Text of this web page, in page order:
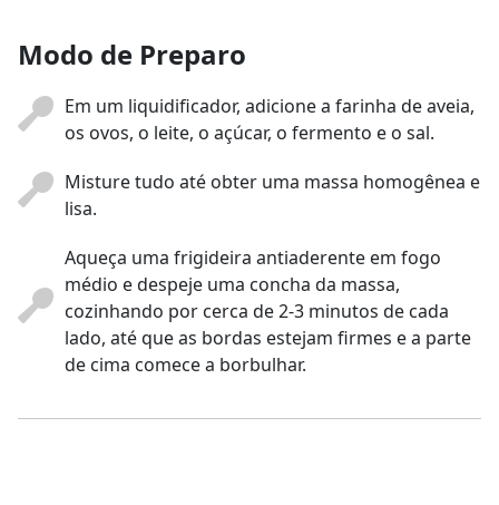
Modo de Preparo
Em um liquidificador, adicione a farinha de aveia,
os ovos, o leite, o açúcar, o fermento e o sal.
Misture tudo até obter uma massa homogênea e
lisa.
Aqueça uma frigideira antiaderente em fogo
médio e despeje uma concha da massa,
cozinhando por cerca de 2-3 minutos de cada
lado, até que as bordas estejam firmes e a parte
de cima comece a borbulhar.